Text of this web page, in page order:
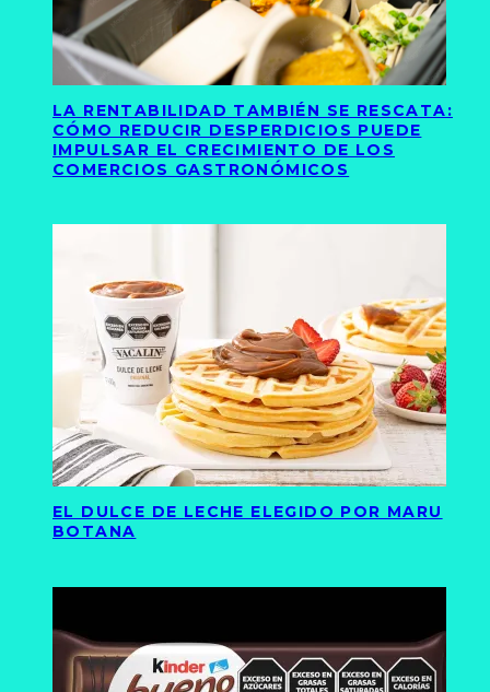
LA RENTABILIDAD TAMBIÉN SE RESCATA:
CÓMO REDUCIR DESPERDICIOS PUEDE
IMPULSAR EL CRECIMIENTO DE LOS
COMERCIOS GASTRONÓMICOS
EL DULCE DE LECHE ELEGIDO POR MARU
BOTANA